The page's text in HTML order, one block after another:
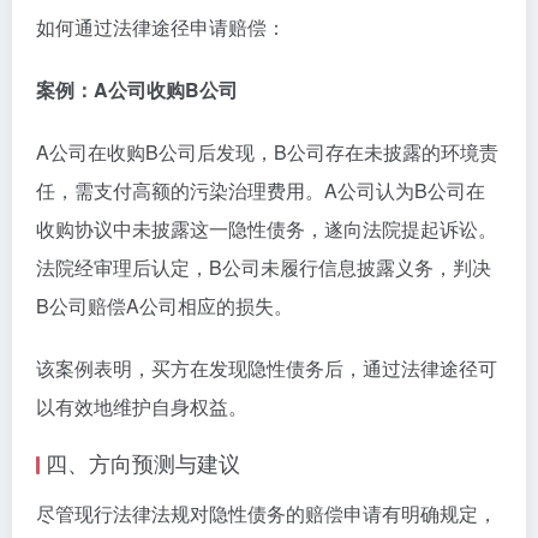
如何通过法律途径申请赔偿：
案例：A公司收购B公司
A公司在收购B公司后发现，B公司存在未披露的环境责
任，需支付高额的污染治理费用。A公司认为B公司在
收购协议中未披露这一隐性债务，遂向法院提起诉讼。
法院经审理后认定，B公司未履行信息披露义务，判决
B公司赔偿A公司相应的损失。
该案例表明，买方在发现隐性债务后，通过法律途径可
以有效地维护自身权益。
四、方向预测与建议
尽管现行法律法规对隐性债务的赔偿申请有明确规定，